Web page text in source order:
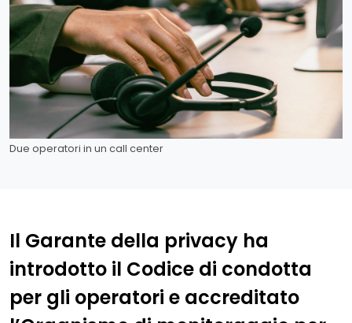
Due operatori in un call center
Il Garante della privacy ha
introdotto il Codice di condotta
per gli operatori e accreditato